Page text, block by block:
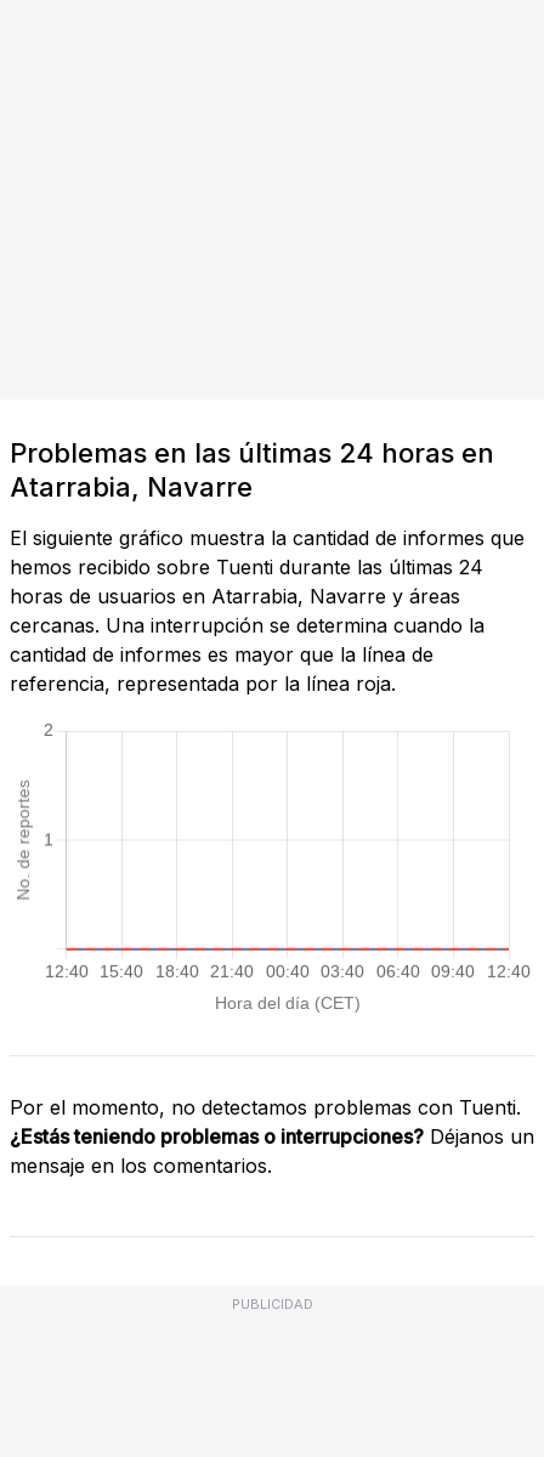
Problemas en las últimas 24 horas en
Atarrabia, Navarre
El siguiente gráfico muestra la cantidad de informes que
hemos recibido sobre Tuenti durante las últimas 24
horas de usuarios en Atarrabia, Navarre y áreas
cercanas. Una interrupción se determina cuando la
cantidad de informes es mayor que la línea de
referencia, representada por la línea roja.
Por el momento, no detectamos problemas con Tuenti.
¿Estás teniendo problemas o interrupciones? Déjanos un
mensaje en los comentarios.
PUBLICIDAD